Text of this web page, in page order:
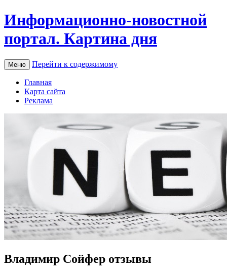
Информационно-новостной
портал. Картина дня
Меню Перейти к содержимому
Главная
Карта сайта
Реклама
Владимир Сойфер отзывы